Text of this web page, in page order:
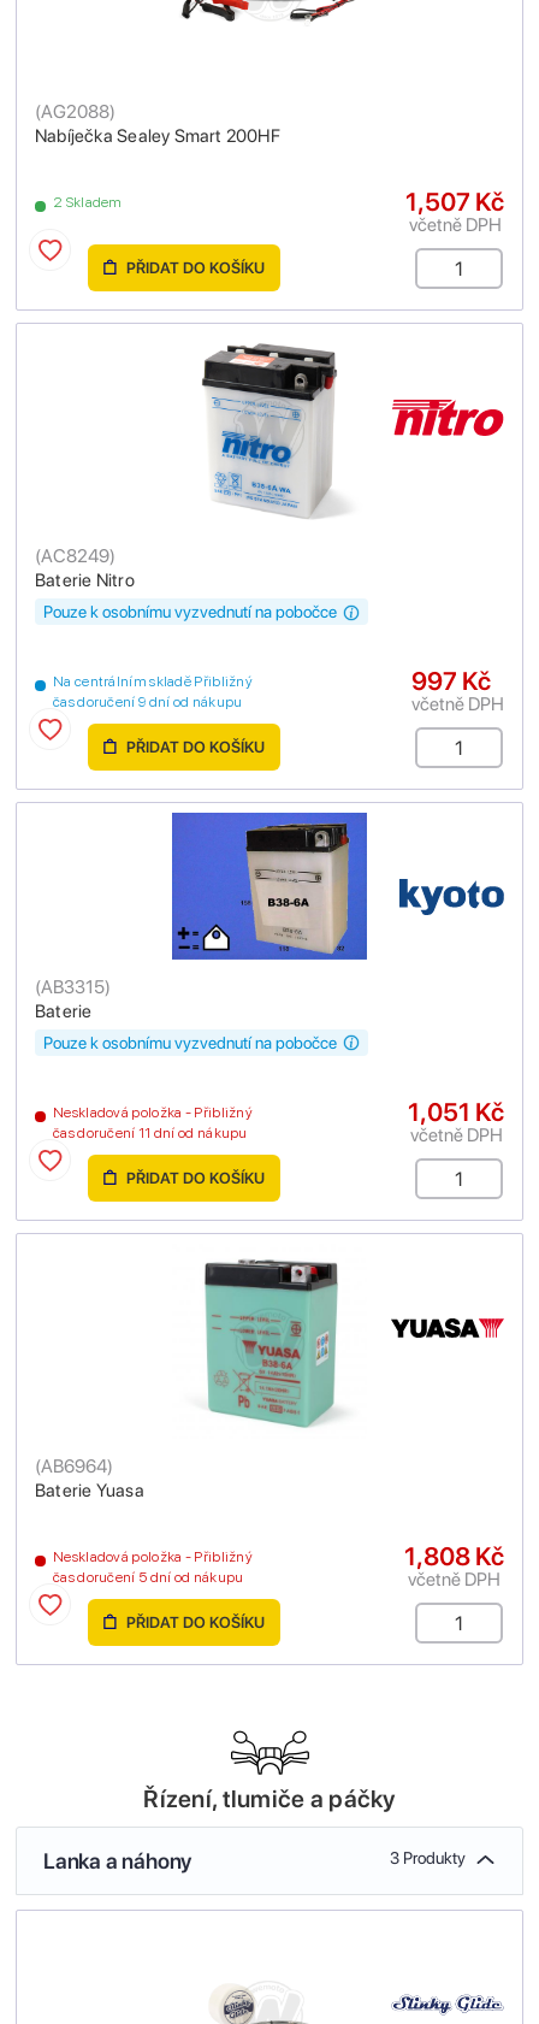
Nabíječka Sealey Smart 200HF
(AG2088)
2 Skladem 1,507 Kč
včetně DPH
PŘIDAT DO KOŠÍKU
Baterie Nitro
(AC8249)
Na centrálním skladě Přibližný
čas doručení 9 dní od nákupu
Pouze k osobnímu vyzvednutí na pobočce
997 Kč
včetně DPH
PŘIDAT DO KOŠÍKU
Baterie
(AB3315)
Neskladová položka - Přibližný
čas doručení 11 dní od nákupu
Pouze k osobnímu vyzvednutí na pobočce
1,051 Kč
včetně DPH
PŘIDAT DO KOŠÍKU
Baterie Yuasa
(AB6964)
Neskladová položka - Přibližný
čas doručení 5 dní od nákupu
1,808 Kč
včetně DPH
PŘIDAT DO KOŠÍKU
Řízení, tlumiče a páčky
Lanka a náhony 3 Produkty